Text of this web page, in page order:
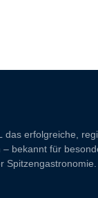
das erfolgreiche,
bekannt für
Spitzengastronomie.